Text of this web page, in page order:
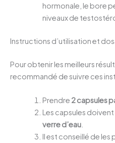
hormonale, le bore
niveaux de
Instructions d’utilisation et
Pour obtenir les meilleurs
recommandé de suivre ces
Prendre 2 capsules
Les capsules
verre d’eau.
Il est conseillé de les